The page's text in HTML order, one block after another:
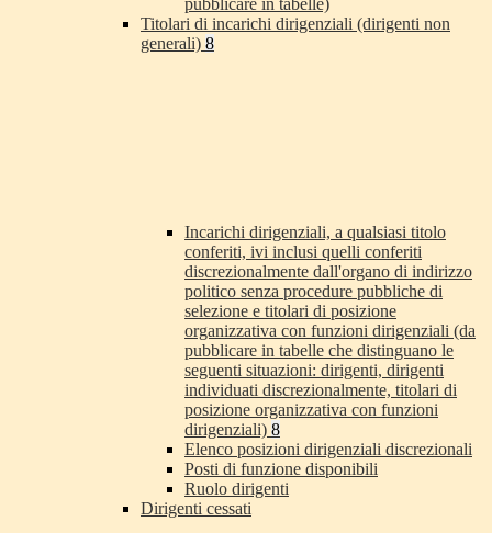
pubblicare in tabelle)
Titolari di incarichi dirigenziali (dirigenti non
generali) 8
Incarichi dirigenziali, a qualsiasi titolo
conferiti, ivi inclusi quelli conferiti
discrezionalmente dall'organo di indirizzo
politico senza procedure pubbliche di
selezione e titolari di posizione
organizzativa con funzioni dirigenziali (da
pubblicare in tabelle che distinguano le
seguenti situazioni: dirigenti, dirigenti
individuati discrezionalmente, titolari di
posizione organizzativa con funzioni
dirigenziali) 8
Elenco posizioni dirigenziali discrezionali
Posti di funzione disponibili
Ruolo dirigenti
Dirigenti cessati